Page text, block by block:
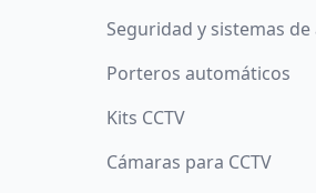
Seguridad y sistemas
Porteros automáticos
Kits CCTV
Cámaras para CCTV